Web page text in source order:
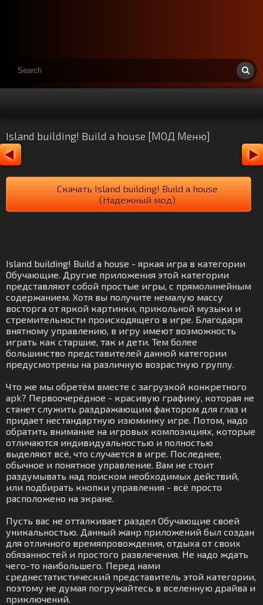
Island building! Build a house [МОД Меню]
Скачать Island building! Build a house
(Надежный мод)
Island building! Build a house - яркая игра в категории
Обучающие. Другие приложения этой категории
представляют собой простые игры, с прямолинейным
содержанием. Хотя вы получите немалую массу
восторга от яркой картинки, прикольной музыки и
стремительности происходящего в игре. Благодаря
внятному управлению, в игру имеют возможность
играть как старшие, так и дети. Тем более
большинство представителей данной категории
предусмотрены на различную возрастную группу.
Что же мы обретём вместе с загрузкой конкретного
apk? Первоочерёдное - красивую графику, которая не
станет служить раздражающим фактором для глаз и
придает нестандартную изюминку игре. Потом, надо
обратить внимание на игровых композициях, которые
отличаются индивидуальностью и полностью
выделяют всё, что случается в игре. Последнее,
обычное и понятное управление. Вам не стоит
раздумывать над поиском необходимых действий,
или подбирать кнопки управления - всё просто
расположено на экране.
Пусть вас не отталкивает раздел Обучающие своей
уникальностью. Данный жанр приложений был создан
для отличного времяпровождения, отдыха от своих
обязанностей и простого развлечения. Не надо ждать
чего-то наибольшего. Перед нами
среднестатистический представитель этой категории,
поэтому не думая погружайтесь в вселенную драйва и
приключений.